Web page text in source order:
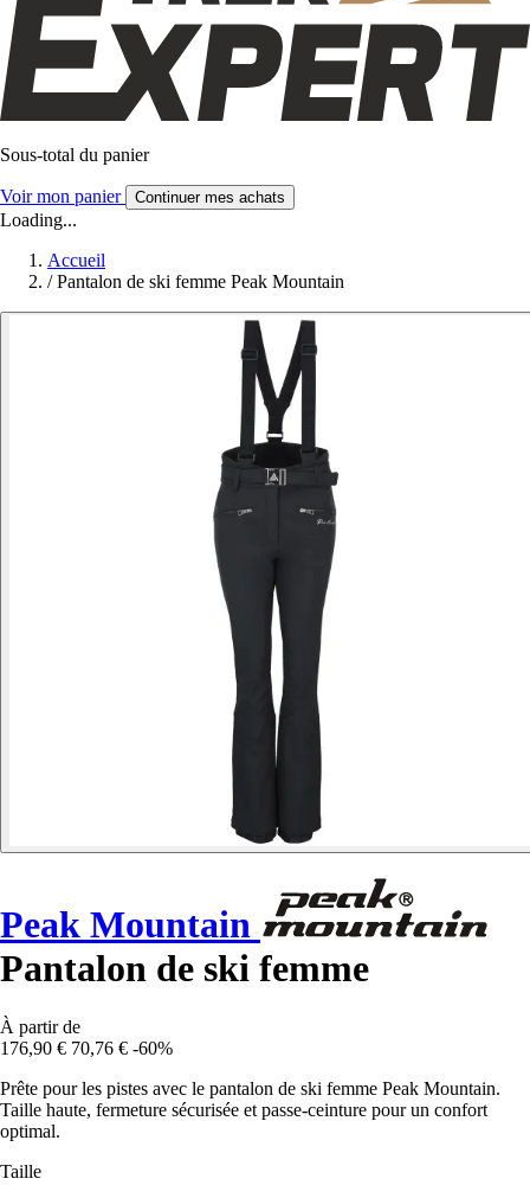
Sous-total du panier
Voir mon panier Continuer mes achats
Loading...
Accueil
/ Pantalon de ski femme Peak Mountain
Peak Mountain
Pantalon de ski femme
À partir de
176,90 € 70,76 € -60%
Prête pour les pistes avec le pantalon de ski femme Peak Mountain.
Taille haute, fermeture sécurisée et passe-ceinture pour un confort
optimal.
Taille